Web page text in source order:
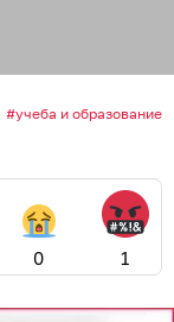
учеба и образование
0 1